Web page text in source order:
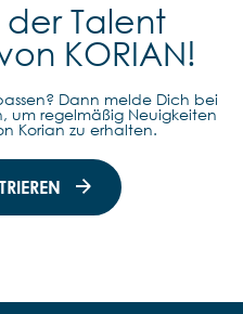
der Talent
KORIAN!
Dann melde Dich bei
um regelmäßig Neuigkeiten
Korian zu erhalten.